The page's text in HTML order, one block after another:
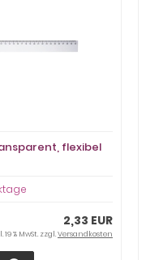
flexibel
2,33 EUR
19 % MwSt. zzgl.Versandkosten